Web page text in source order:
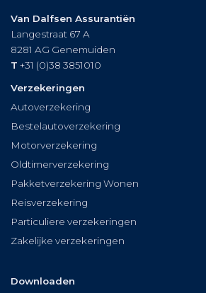
Van Dalfsen Assurantiën
Langestraat 67 A
8281 AG Genemuiden
T +31 (0)38 3851010
Verzekeringen
Autoverzekering
Bestelautoverzekering
Motorverzekering
Oldtimerverzekering
Pakketverzekering Wonen
Reisverzekering
Particuliere verzekeringen
Zakelijke verzekeringen
Downloaden